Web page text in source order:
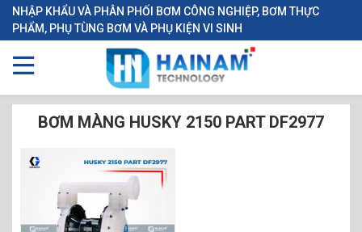
NHẬP KHẨU VÀ PHÂN PHỐI BƠM CÔNG NGHIỆP, BƠM THỰC
PHẨM, PHỤ TÙNG BƠM VÀ PHỤ KIỆN VI SINH
BƠM MÀNG HUSKY 2150 PART DF2977